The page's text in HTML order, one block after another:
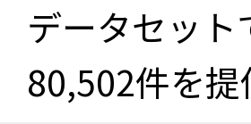
データセッ
80,502件を